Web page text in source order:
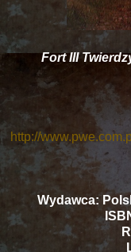
Fort III
http://
Wydawca: